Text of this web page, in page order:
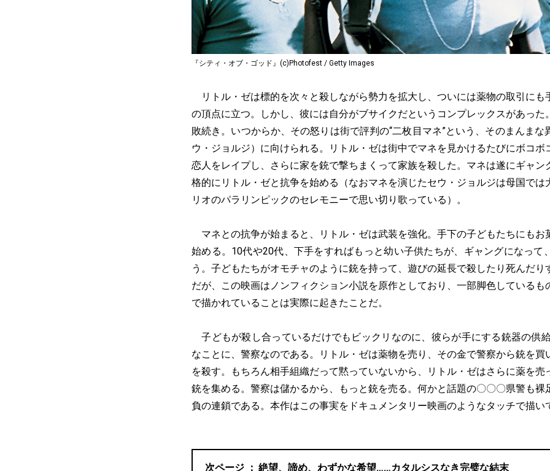
『シティ・オブ・ゴッド』(c)Photofest / Getty Images
リトル・ゼは標的を次々と殺しながら勢力を拡大し、ついには薬物の取引にも
の頂点に立つ。しかし、彼には自分がブサイクだというコンプレックスがあった
敗続き。いつからか、その怒りは街で評判の“二枚目マネ”という、そのまんまな
ウ・ジョルジ）に向けられる。リトル・ゼは街中でマネを見かけるたびにボコボ
恋人をレイプし、さらに家を銃で撃ちまくって家族を殺した。マネは遂にギャン
格的にリトル・ゼと抗争を始める（なおマネを演じたセウ・ジョルジは母国では
リオのパラリンピックのセレモニーで思い切り歌っている）。
マネとの抗争が始まると、リトル・ゼは武装を強化。手下の子どもたちにもお
始める。10代や20代、下手をすればもっと幼い子供たちが、ギャングになって
う。子どもたちがオモチャのように銃を持って、遊びの延長で殺したり死んだり
だが、この映画はノンフィクション小説を原作としており、一部脚色しているも
で描かれていることは実際に起きたことだ。
子どもが殺し合っているだけでもビックリなのに、彼らが手にする銃器の供
なことに、警察なのである。リトル・ゼは薬物を売り、その金で警察から銃を買
を殺す。もちろん相手組織だって黙っていないから、リトル・ゼはさらに薬を売
銃を集める。警察は儲かるから、もっと銃を売る。何かと話題の〇〇〇県警も裸
負の連鎖である。本作はこの事実をドキュメンタリー映画のようなタッチで描い
絶望、諦め、わずかな希望……カタルシスなき完璧な結末